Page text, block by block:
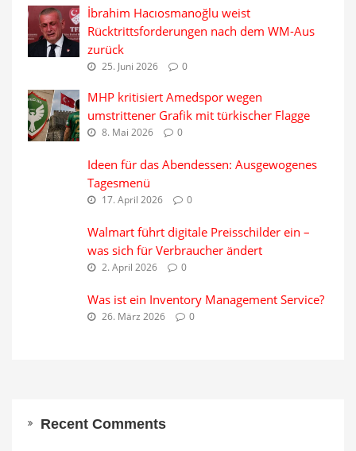
İbrahim Hacıosmanoğlu weist
Rücktrittsforderungen nach dem WM-Aus
zurück
25. Juni 2026 0
MHP kritisiert Amedspor wegen
umstrittener Grafik mit türkischer Flagge
8. Mai 2026 0
Ideen für das Abendessen: Ausgewogenes
Tagesmenü
17. April 2026 0
Walmart führt digitale Preisschilder ein –
was sich für Verbraucher ändert
2. April 2026 0
Was ist ein Inventory Management Service?
26. März 2026 0
Recent Comments